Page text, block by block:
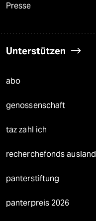
Presse
Unterstützen
abo
genossenschaft
taz zahl ich
recherchefonds ausland
panterstiftung
panterpreis 2026